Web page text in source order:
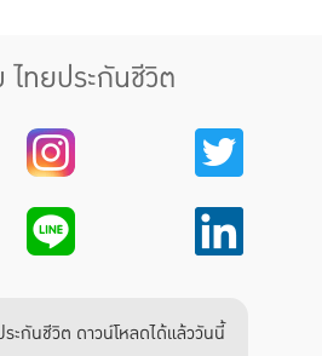
ทยประกันชีวิต
ะกันชีวิต ดาวน์โหลดได้แล้ววันนี้